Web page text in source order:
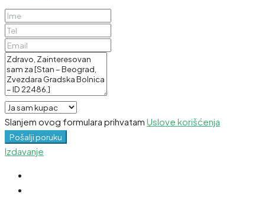
Slanjem ovog formulara prihvatam Uslove korišćenja
Pošalji poruku
Izdavanje